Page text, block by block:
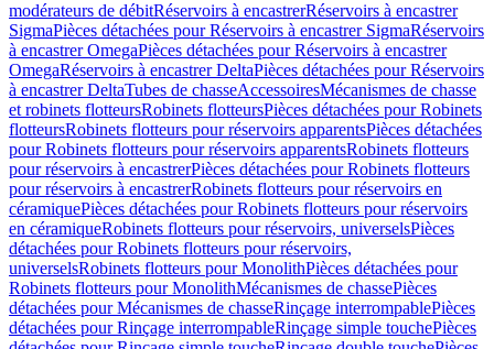
modérateurs de débitRéservoirs à encastrerRéservoirs à encastrer
SigmaPièces détachées pour Réservoirs à encastrer SigmaRéservoirs
à encastrer OmegaPièces détachées pour Réservoirs à encastrer
OmegaRéservoirs à encastrer DeltaPièces détachées pour Réservoirs
à encastrer DeltaTubes de chasseAccessoiresMécanismes de chasse
et robinets flotteursRobinets flotteursPièces détachées pour Robinets
flotteursRobinets flotteurs pour réservoirs apparentsPièces détachées
pour Robinets flotteurs pour réservoirs apparentsRobinets flotteurs
pour réservoirs à encastrerPièces détachées pour Robinets flotteurs
pour réservoirs à encastrerRobinets flotteurs pour réservoirs en
céramiquePièces détachées pour Robinets flotteurs pour réservoirs
en céramiqueRobinets flotteurs pour réservoirs, universelsPièces
détachées pour Robinets flotteurs pour réservoirs,
universelsRobinets flotteurs pour MonolithPièces détachées pour
Robinets flotteurs pour MonolithMécanismes de chassePièces
détachées pour Mécanismes de chasseRinçage interrompablePièces
détachées pour Rinçage interrompableRinçage simple touchePièces